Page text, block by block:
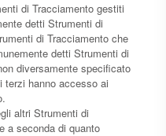
di Tracciamento gestiti
detti Strumenti di
di Tracciamento che
detti Strumenti di
diversamente specificato
terzi hanno accesso ai
altri Strumenti di
a seconda di quanto